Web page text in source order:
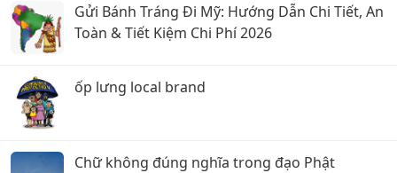
Gửi Bánh Tráng Đi Mỹ: Hướng Dẫn Chi Tiết, An
Toàn & Tiết Kiệm Chi Phí 2026
ốp lưng local brand
Chữ không đúng nghĩa trong đạo Phật